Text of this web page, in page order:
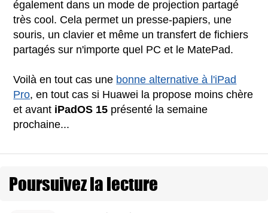
également dans un mode de projection partagé
très cool. Cela permet un presse-papiers, une
souris, un clavier et même un transfert de fichiers
partagés sur n'importe quel PC et le MatePad.
Voilà en tout cas une bonne alternative à l'iPad
Pro, en tout cas si Huawei la propose moins chère
et avant iPadOS 15 présenté la semaine
prochaine...
Poursuivez la lecture